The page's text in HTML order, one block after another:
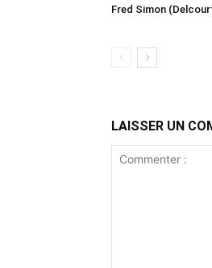
Fred Simon
LAISSER UN